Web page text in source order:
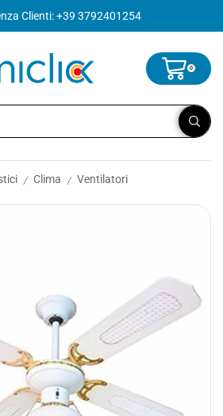
Clienti: +39 3792401254
0
/ Clima / Ventilatori